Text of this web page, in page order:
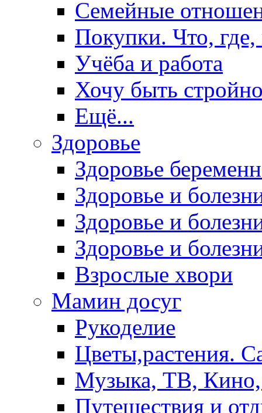
Семейные
Покупки. Что, где,
Учёба и работа
Хочу быть
Ещё...
Здоровье
Здоровье
Здоровье и
Здоровье и
Здоровье и
Взрослые хвори
Мамин досуг
Рукоделие
Цветы,растения.
Музыка, ТВ,
Путешествия и